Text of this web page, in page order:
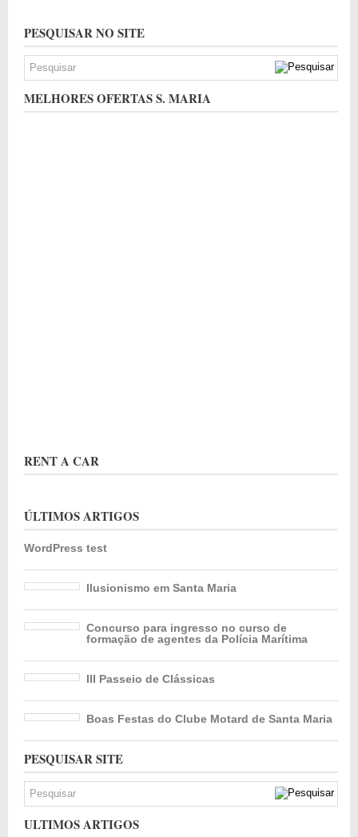
PESQUISAR NO SITE
MELHORES OFERTAS S. MARIA
RENT A CAR
ÚLTIMOS ARTIGOS
WordPress test
Ilusionismo em Santa Maria
Concurso para ingresso no curso de
formação de agentes da Polícia Marítima
III Passeio de Clássicas
Boas Festas do Clube Motard de Santa Maria
PESQUISAR SITE
ULTIMOS ARTIGOS